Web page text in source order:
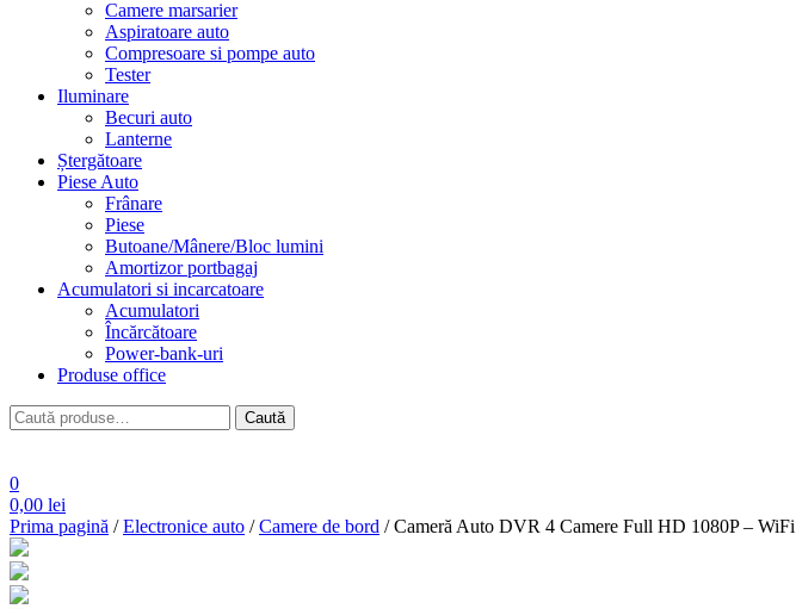
Camere marsarier
Aspiratoare auto
Compresoare si pompe auto
Tester
Iluminare
Becuri auto
Lanterne
Ștergătoare
Piese Auto
Frânare
Piese
Butoane/Mânere/Bloc lumini
Amortizor portbagaj
Acumulatori si incarcatoare
Acumulatori
Încărcătoare
Power-bank-uri
Produse office
Caută
după:
Caută
0
0,00 lei
Prima pagină /Electronice auto /Camere de bord / Cameră Auto DVR 4 Camere Full HD 1080P – WiFi